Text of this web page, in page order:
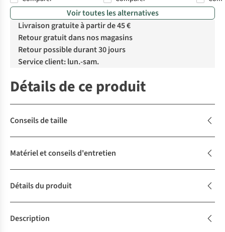
Voir toutes les alternatives
Livraison gratuite à partir de 45 €
Retour gratuit dans nos magasins
Retour possible durant 30 jours
Service client: lun.-sam.
Détails de ce produit
Conseils de taille
Matériel et conseils d'entretien
Détails du produit
Description